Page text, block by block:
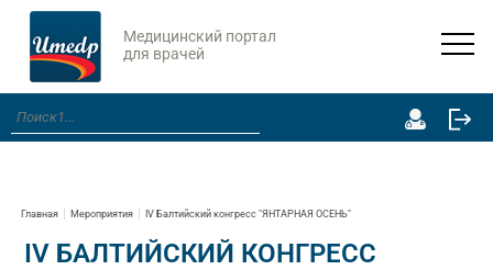
Медицинский портал
для врачей
Главная Мероприятия IV Балтийский конгресс "ЯНТАРНАЯ ОСЕНЬ"
IV БАЛТИЙСКИЙ КОНГРЕСС